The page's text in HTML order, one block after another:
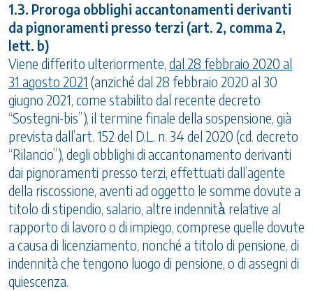
1.3. Proroga obblighi accantonamenti derivanti
da pignoramenti presso terzi (art. 2, comma 2,
lett. b)
Viene differito ulteriormente, dal 28 febbraio 2020 al
31 agosto 2021 (anziché dal 28 febbraio 2020 al 30
giugno 2021, come stabilito dal recente decreto
“Sostegni-bis”), il termine finale della sospensione, già
prevista dall’art. 152 del D.L. n. 34 del 2020 (cd. decreto
“Rilancio”), degli obblighi di accantonamento derivanti
dai pignoramenti presso terzi, effettuati dall’agente
della riscossione, aventi ad oggetto le somme dovute a
titolo di stipendio, salario, altre indennità̀ relative al
rapporto di lavoro o di impiego, comprese quelle dovute
a causa di licenziamento, nonché a titolo di pensione, di
indennità che tengono luogo di pensione, o di assegni di
quiescenza.